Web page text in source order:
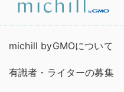
michill byGMOについて
有識者・ライターの募集